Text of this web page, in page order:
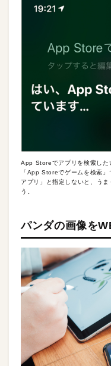
App Storeでアプリを検索した
「App Storeでゲームを検索
アプリ」と指定しないと、う
う。
パンダの画像を